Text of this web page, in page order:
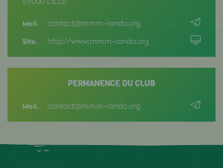
Mail. contact@mmm-rando.org
Site. http://www.mmm-rando.org
PERMANENCE DU CLUB
Mail. contact@mmm-rando.org